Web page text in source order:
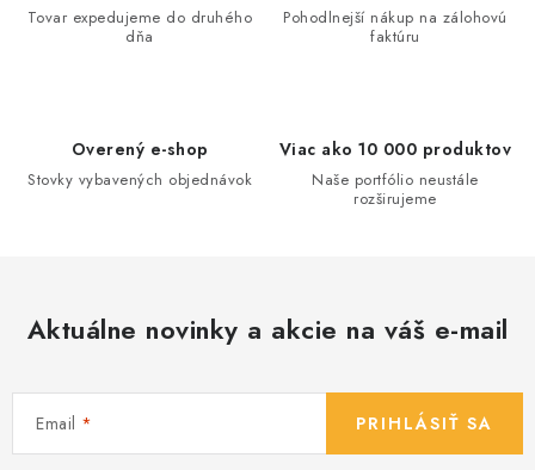
i
u
Tovar expedujeme do druhého
dňa
Pohodlnejší nákup na zálohovú
faktúru
Overený e-shop
Stovky vybavených objednávok
Viac ako 10 000 produktov
Naše portfólio neustále
rozširujeme
Aktuálne novinky a akcie na váš e-mail
Email PRIHLÁSIŤ SA